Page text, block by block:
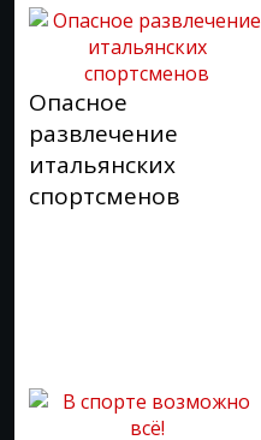
Опасное
развлечение
итальянских
спортсменов